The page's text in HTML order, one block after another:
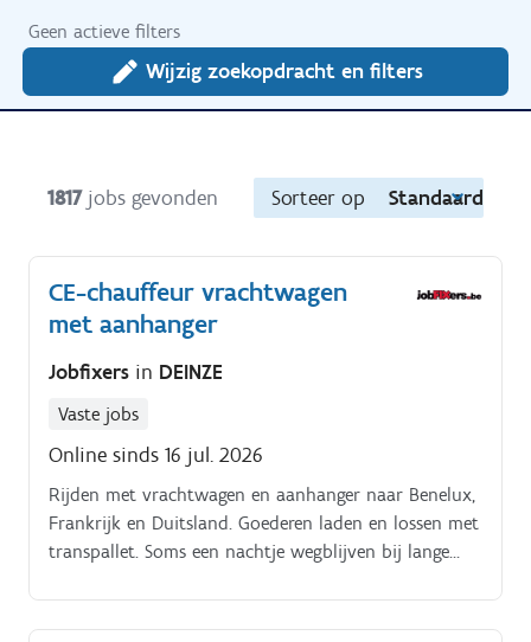
Geen actieve filters
Wijzig zoekopdracht en filters
1817 jobs gevonden Sorteer op Standaard
CE-chauffeur vrachtwagen
met aanhanger
Jobfixers in DEINZE
Vaste jobs
Online sinds 16 jul. 2026
Rijden met vrachtwagen en aanhanger naar Benelux,
Frankrijk en Duitsland. Goederen laden en lossen met
transpallet. Soms een nachtje wegblijven bij lange
planning over je ritten.